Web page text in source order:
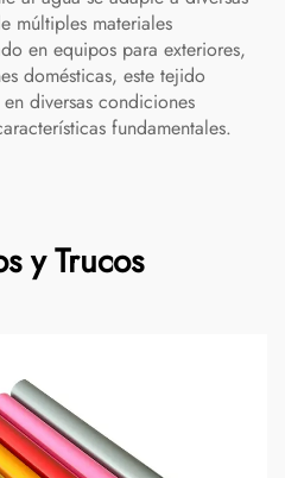
múltiples materiales
en equipos para exteriores,
domésticas, este tejido
diversas condiciones
fundamentales.
y Trucos